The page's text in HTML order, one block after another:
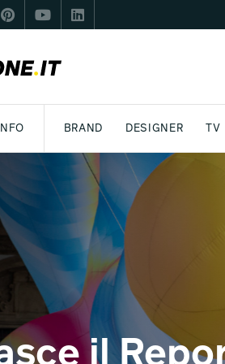
ESSERE PROGETTO
DESIGN EVENTS
INFO
MEDIA KIT PASSPORT
BRAND DESIGNER TV
il